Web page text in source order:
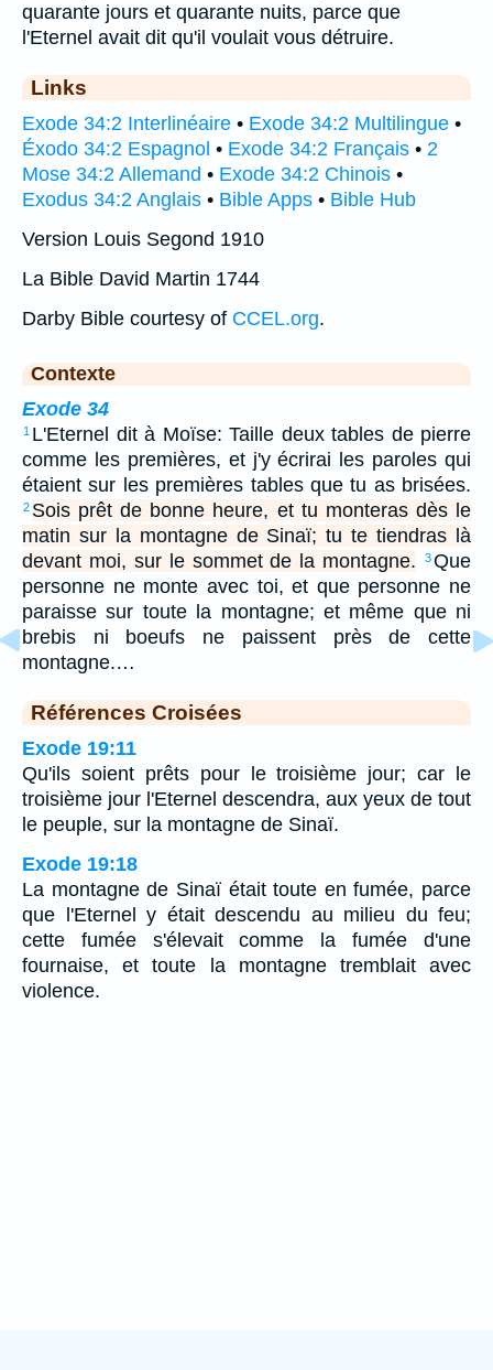
quarante jours et quarante nuits, parce que
l'Eternel avait dit qu'il voulait vous détruire.
Links
Exode 34:2 Interlinéaire • Exode 34:2 Multilingue •
Éxodo 34:2 Espagnol • Exode 34:2 Français • 2
Mose 34:2 Allemand • Exode 34:2 Chinois •
Exodus 34:2 Anglais • Bible Apps • Bible Hub
Version Louis Segond 1910
La Bible David Martin 1744
Darby Bible courtesy of CCEL.org.
Contexte
Exode 34
1 L'Eternel dit à Moïse: Taille deux tables de pierre
comme les premières, et j'y écrirai les paroles qui
étaient sur les premières tables que tu as brisées.
2 Sois prêt de bonne heure, et tu monteras dès le
matin sur la montagne de Sinaï; tu te tiendras là
devant moi, sur le sommet de la montagne.
3Que
personne ne monte avec toi, et que personne ne
paraisse sur toute la montagne; et même que ni
brebis ni boeufs ne paissent près de cette
montagne.…
Références Croisées
Exode 19:11
Qu'ils soient prêts pour le troisième jour; car le
troisième jour l'Eternel descendra, aux yeux de tout
le peuple, sur la montagne de Sinaï.
Exode 19:18
La montagne de Sinaï était toute en fumée, parce
que l'Eternel y était descendu au milieu du feu;
cette fumée s'élevait comme la fumée d'une
fournaise, et toute la montagne tremblait avec
violence.